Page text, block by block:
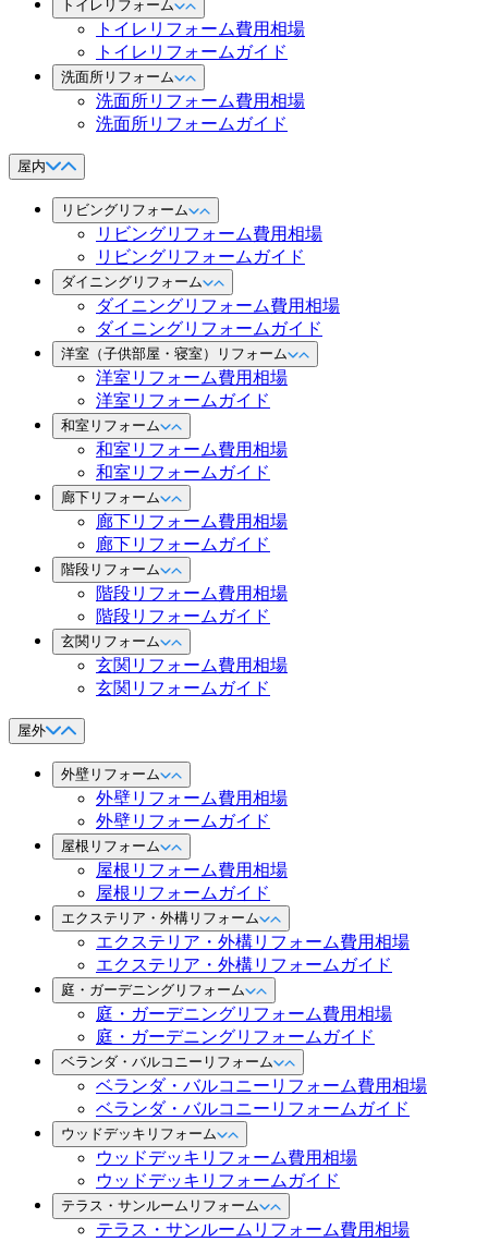
トイレリフォーム
トイレリフォーム費用相場
トイレリフォームガイド
洗面所リフォーム
洗面所リフォーム費用相場
洗面所リフォームガイド
屋内
リビングリフォーム
リビングリフォーム費用相場
リビングリフォームガイド
ダイニングリフォーム
ダイニングリフォーム費用相場
ダイニングリフォームガイド
洋室（子供部屋・寝室）リフォーム
洋室リフォーム費用相場
洋室リフォームガイド
和室リフォーム
和室リフォーム費用相場
和室リフォームガイド
廊下リフォーム
廊下リフォーム費用相場
廊下リフォームガイド
階段リフォーム
階段リフォーム費用相場
階段リフォームガイド
玄関リフォーム
玄関リフォーム費用相場
玄関リフォームガイド
屋外
外壁リフォーム
外壁リフォーム費用相場
外壁リフォームガイド
屋根リフォーム
屋根リフォーム費用相場
屋根リフォームガイド
エクステリア・外構リフォーム
エクステリア・外構リフォーム費用相場
エクステリア・外構リフォームガイド
庭・ガーデニングリフォーム
庭・ガーデニングリフォーム費用相場
庭・ガーデニングリフォームガイド
ベランダ・バルコニーリフォーム
ベランダ・バルコニーリフォーム費用相場
ベランダ・バルコニーリフォームガイド
ウッドデッキリフォーム
ウッドデッキリフォーム費用相場
ウッドデッキリフォームガイド
テラス・サンルームリフォーム
テラス・サンルームリフォーム費用相場